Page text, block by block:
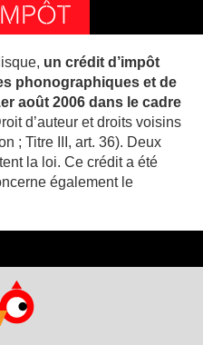
un crédit d’impôt
phonographiques et de
août 2006 dans le cadre
d’auteur et droits voisins
; Titre III, art. 36). Deux
la loi. Ce crédit a été
également le